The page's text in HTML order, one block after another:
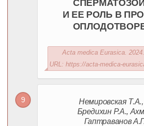
И ЕЕ РОЛЬ В
Acta medica Eurasica.
URL: https://acta-medica-
Немировская
Бредихин Р.А.,
Гаптраванов